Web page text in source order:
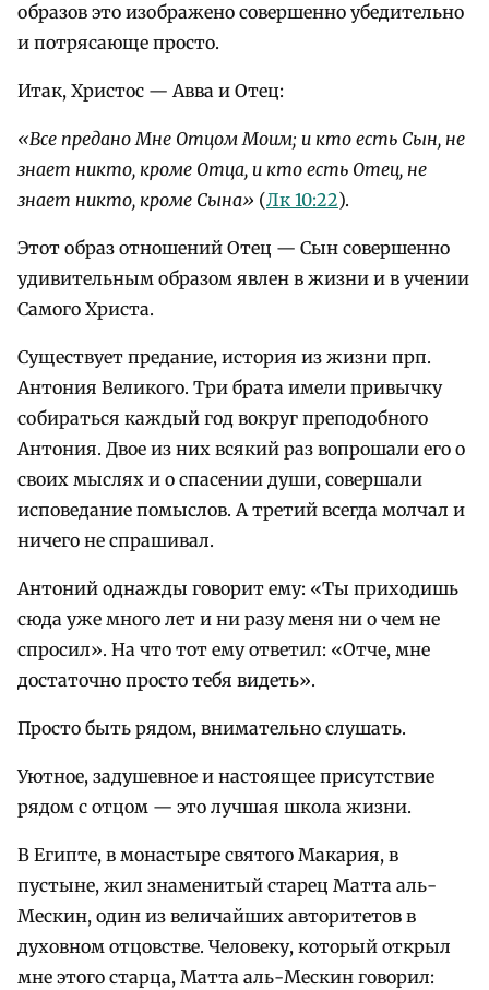
образов это изображено совершенно убедительно
и потрясающе просто.
Итак, Христос — Авва и Отец:
«Все предано Мне Отцом Моим; и кто есть Сын, не
знает никто, кроме Отца, и кто есть Отец, не
знает никто, кроме Сына» (Лк 10:22).
Этот образ отношений Отец — Сын совершенно
удивительным образом явлен в жизни и в учении
Самого Христа.
Существует предание, история из жизни прп.
Антония Великого. Три брата имели привычку
собираться каждый год вокруг преподобного
Антония. Двое из них всякий раз вопрошали его о
своих мыслях и о спасении души, совершали
исповедание помыслов. А третий всегда молчал и
ничего не спрашивал.
Антоний однажды говорит ему: «Ты приходишь
сюда уже много лет и ни разу меня ни о чем не
спросил». На что тот ему ответил: «Отче, мне
достаточно просто тебя видеть».
Просто быть рядом, внимательно слушать.
Уютное, задушевное и настоящее присутствие
рядом с отцом — это лучшая школа жизни.
В Египте, в монастыре святого Макария, в
пустыне, жил знаменитый старец Матта аль-
Мескин, один из величайших авторитетов в
духовном отцовстве. Человеку, который открыл
мне этого старца, Матта аль-Мескин говорил: